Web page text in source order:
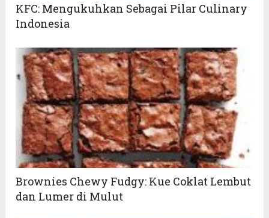
KFC: Mengukuhkan Sebagai Pilar Culinary
Indonesia
Brownies Chewy Fudgy: Kue Coklat Lembut
dan Lumer di Mulut